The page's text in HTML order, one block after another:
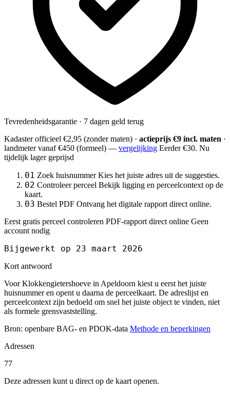
Tevredenheidsgarantie · 7 dagen geld terug
Kadaster officieel €2,95 (zonder maten) · actieprijs €9 incl. maten ·
landmetervanaf €450 (formeel) — vergelijking Eerder €30. Nu
tijdelijk lager geprijsd
01 Zoek huisnummer Kies het juiste adres uit de suggesties.
02 Controleer perceel Bekijk ligging en perceelcontext op de
kaart.
03 Bestel PDF Ontvang het digitale rapport direct online.
Eerst gratis perceel controleren PDF-rapport direct online Geen
account nodig
Bijgewerkt op 23 maart 2026
Kort antwoord
Voor Klokkengietershoeve in Apeldoorn kiest u eerst het juiste
huisnummer en opent u daarna de perceelkaart. De adreslijst en
perceelcontext zijn bedoeld om snel het juiste object te vinden, niet
als formele grensvaststelling.
Bron: openbare BAG- en PDOK-data Methode en beperkingen
Adressen
77
Deze adressen kunt u direct op de kaart openen.